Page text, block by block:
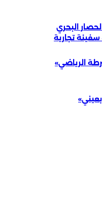
البحري
الرياضي»